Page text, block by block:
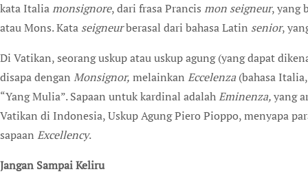
kata Italiamonsignore, dari frasa Prancis mon seigneur, yang
atau Mons. Kata seigneurberasal dari bahasa Latin senior,
Di Vatikan, seorang uskup atau uskup agung (yang dapat
disapa dengan Monsignor, melainkan Eccelenza(bahasa
“Yang Mulia”. Sapaan untuk kardinal adalahEminenza,yang
Vatikan di Indonesia, Uskup Agung Piero Pioppo, menyapa
sapaan Excellency.
Jangan Sampai Keliru